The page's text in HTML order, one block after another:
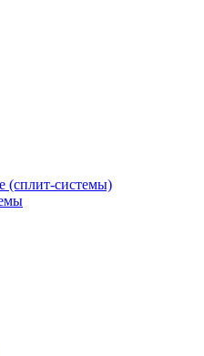
(сплит-системы)